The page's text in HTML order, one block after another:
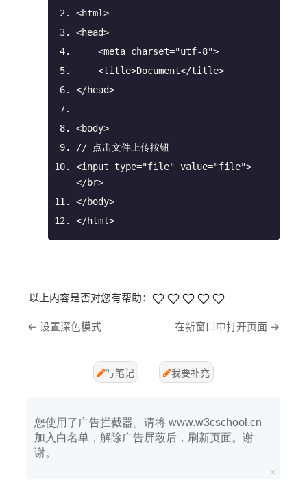
<html>
<head>
<meta charset="utf-8">
<title>Document</title>
</head>
<body>
// 点击文件上传按钮
<input type="file" value="file">
</br>
</body>
</html>
以上内容是否对您有帮助：
← 设置深色模式 在新窗口中打开页面 →
写笔记 我要补充
您使用了广告拦截器。请将 www.w3cschool.cn
加入白名单，解除广告屏蔽后，刷新页面。谢
谢。